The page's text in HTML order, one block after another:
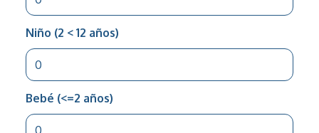
Niño (2 < 12 años)
Bebé (<=2 años)